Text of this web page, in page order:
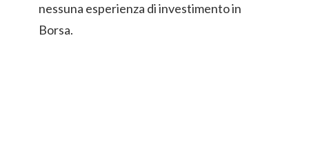
nessuna esperienza di investimento in
Borsa.